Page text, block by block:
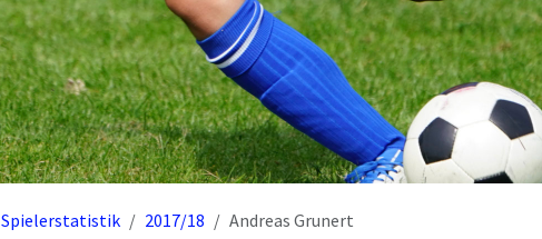
Spielerstatistik 2017/18 Andreas Grunert